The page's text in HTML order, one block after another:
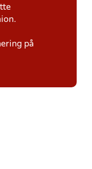
på